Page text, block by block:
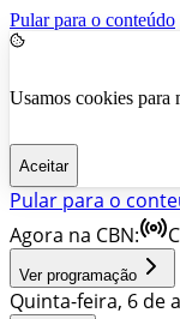
Pular para o conteúdo
Usamos cookies para
Aceitar
Pular para o
Agora na CBN:
Ver programação
Quinta-feira, 6 de